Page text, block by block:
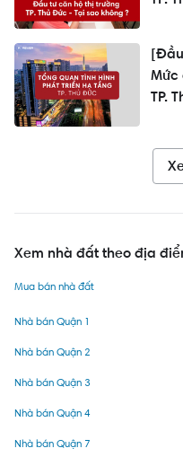
[Đầu
Mức
TP.
Xem nhà đất theo địa
Mua bán nhà đất
Nhà bán Quận 1
Nhà bán Quận 2
Nhà bán Quận 3
Nhà bán Quận 4
Nhà bán Quận 7